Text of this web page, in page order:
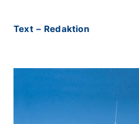
Text – Redaktion